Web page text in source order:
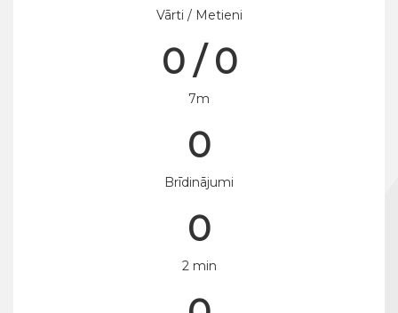
Vārti / Metieni
0 / 0
7m
0
Brīdinājumi
0
2 min